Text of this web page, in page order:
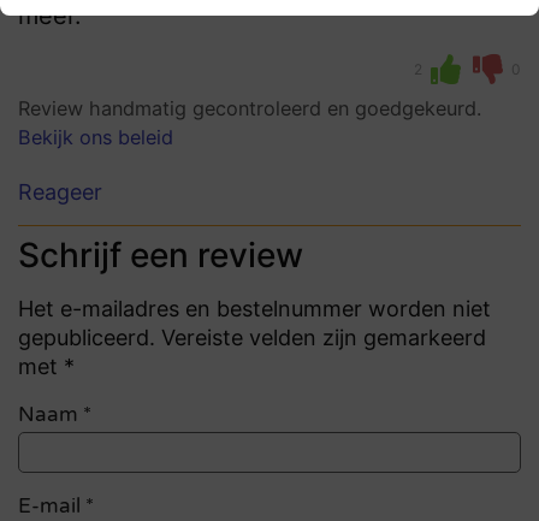
meer.
2 0
Review handmatig gecontroleerd en goedgekeurd.
Bekijk ons beleid
Reageer
Schrijf een review
Het e-mailadres en bestelnummer worden niet
gepubliceerd. Vereiste velden zijn gemarkeerd
met *
Naam *
E-mail *